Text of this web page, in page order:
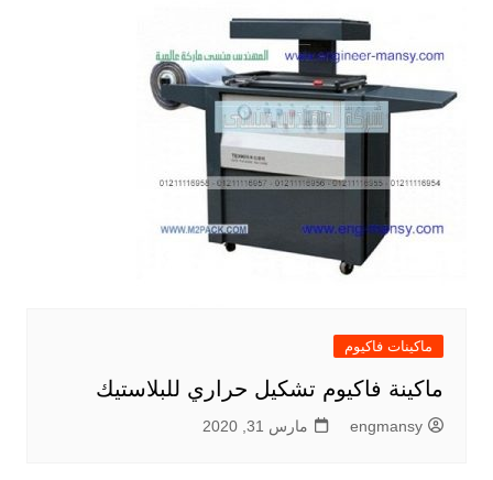
ماكينات فاكيوم
ماكينة فاكيوم تشكيل حراري للبلاستيك
engmansy مارس 31, 2020